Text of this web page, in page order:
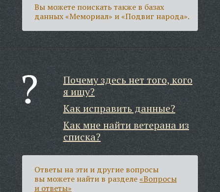
Вы можете поискать также в базах
данных «Мемориал» и «Подвиг народа».
Почему здесь нет того, кого
я ищу?
Как исправить данные?
Как мне найти ветерана из
списка?
Ответы на эти и другие вопросы
вы можете найти в разделе«Вопросы
и ответы»